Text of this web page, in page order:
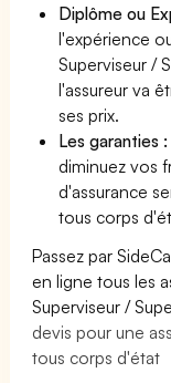
Diplôme ou
l'expérience
Superviseur /
l'assureur va
ses prix.
Les garanties
diminuez vos
d'assurance
tous corps
Passez par
en ligne tous les
Superviseur /
devis pour une
tous corps d'état